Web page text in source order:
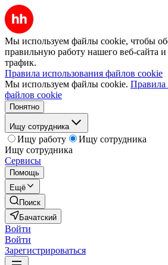
Мы используем файлы cookie, чтобы
правильную работу нашего веб-сайта и
трафик.
Правила использования файлов cookie
Мы используем файлы cookie. Правила
файлов cookie
Понятно
Ищу сотрудника
Ищу работу
Ищу сотрудника
Ищу сотрудника
Сервисы
Помощь
Ещё
Поиск
Бачатский
Войти
Войти
Зарегистрироваться